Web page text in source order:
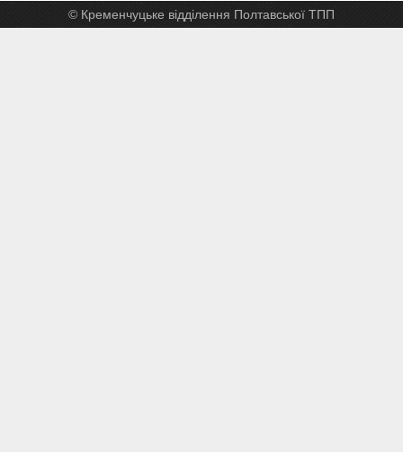
© Кременчуцьке відділення Полтавської ТПП